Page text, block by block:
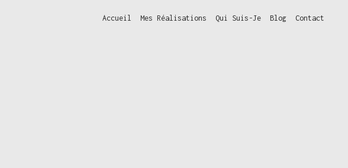
Accueil Mes Réalisations Qui Suis-Je Blog Contact